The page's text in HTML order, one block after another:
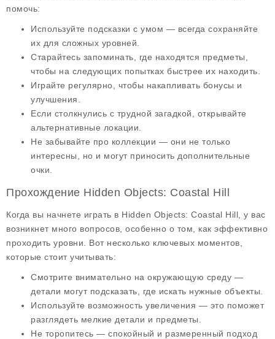
помочь:
Используйте подсказки с умом — всегда сохраняйте
их для сложных уровней.
Старайтесь запоминать, где находятся предметы,
чтобы на следующих попытках быстрее их находить.
Играйте регулярно, чтобы накапливать бонусы и
улучшения.
Если столкнулись с трудной загадкой, открывайте
альтернативные локации.
Не забывайте про коллекции — они не только
интересны, но и могут приносить дополнительные
очки.
Прохождение Hidden Objects: Coastal Hill
Когда вы начнете играть в Hidden Objects: Coastal Hill , у вас
возникнет много вопросов, особенно о том, как эффективно
проходить уровни. Вот несколько ключевых моментов,
которые стоит учитывать:
Смотрите внимательно на окружающую среду —
детали могут подсказать, где искать нужные объекты.
Используйте возможность увеличения — это поможет
разглядеть мелкие детали и предметы.
Не торопитесь — спокойный и размеренный подход